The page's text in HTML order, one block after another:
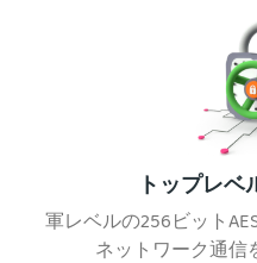
トップレ
軍レベルの256ビット
ネットワーク通信